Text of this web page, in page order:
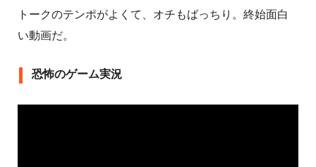
トークのテンポがよくて、オチもばっちり。終始面白
い動画だ。
恐怖のゲーム実況